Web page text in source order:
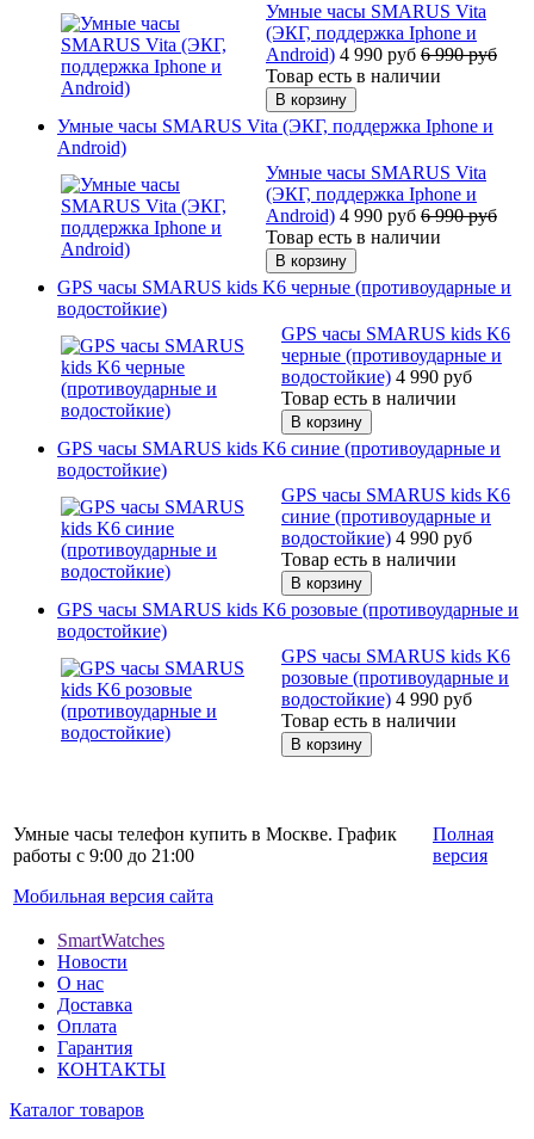
Умные часы SMARUS Vita
(ЭКГ, поддержка Iphone и
Android) 4 990 руб 6 990руб
Товар есть в наличии
Умные часы SMARUS Vita (ЭКГ, поддержка Iphone и
Android)
Умные часы SMARUS Vita
(ЭКГ, поддержка Iphone и
Android) 4 990 руб 6 990руб
Товар есть в наличии
GPS часы SMARUS kids K6 черные (противоударные и
водостойкие)
GPS часы SMARUS kids K6
черные (противоударные и
водостойкие) 4 990 руб
Товар есть в наличии
GPS часы SMARUS kids K6 синие (противоударные и
водостойкие)
GPS часы SMARUS kids K6
синие (противоударные и
водостойкие) 4 990 руб
Товар есть в наличии
GPS часы SMARUS kids K6 розовые (противоударные и
водостойкие)
GPS часы SMARUS kids K6
розовые (противоударные и
водостойкие) 4 990 руб
Товар есть в наличии
Умные часы телефон купить в Москве. График
работы с 9:00 до 21:00
Мобильная версия сайта
Полная
версия
SmartWatches
Новости
О нас
Доставка
Оплата
Гарантия
КОНТАКТЫ
Каталог товаров